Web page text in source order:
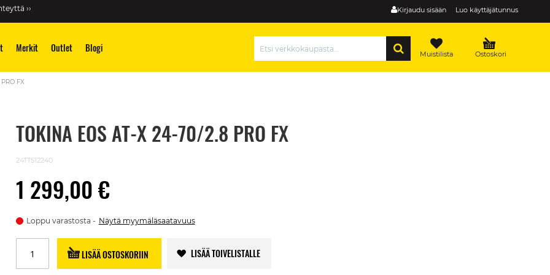
Kirjaudu sisään Luo käyttäjätunnus
››
Merkit Outlet Blogi Ostoskori
Muistilista
FX
TOKINA EOS AT-X 24-70/2.8 PRO FX
24TT512240
1 299,00 €
Loppu varastosta Näytä myymäläsaatavuus
LISÄÄ OSTOSKORIIN LISÄÄ TOIVELISTALLE